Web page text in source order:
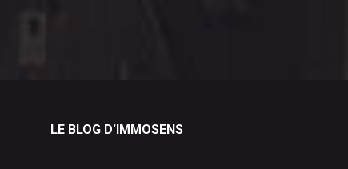
LE BLOG D'IMMOSENS